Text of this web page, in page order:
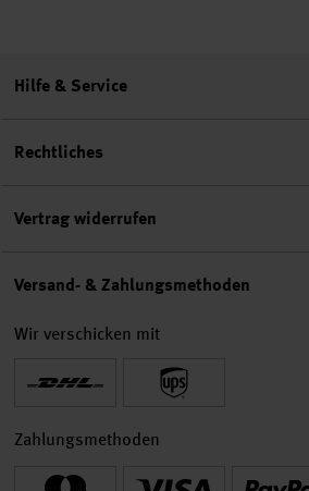
Hilfe & Service
Rechtliches
Vertrag widerrufen
Versand- & Zahlungsmethoden
Wir verschicken mit
Zahlungsmethoden